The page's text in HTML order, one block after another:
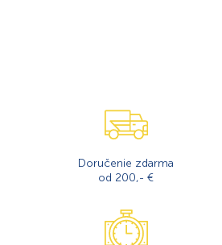
Doručenie zdarma
od 200,- €